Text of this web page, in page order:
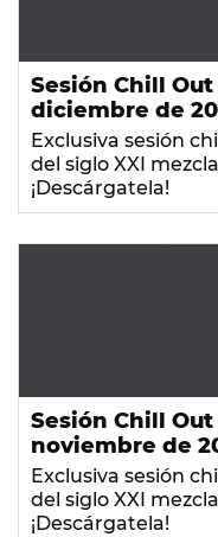
Sesión Chill Out
diciembre de
Exclusiva sesión
del siglo XXI
¡Descárgatela!
Sesión Chill Out
noviembre de
Exclusiva sesión
del siglo XXI
¡Descárgatela!